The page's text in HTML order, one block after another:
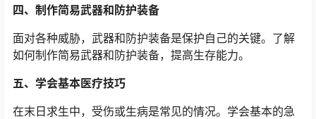
四、制作简易武器和防护装备
面对各种威胁，武器和防护装备是保护自己的关键。了解
如何制作简易武器和防护装备，提高生存能力。
五、学会基本医疗技巧
在末日求生中，受伤或生病是常见的情况。学会基本的急